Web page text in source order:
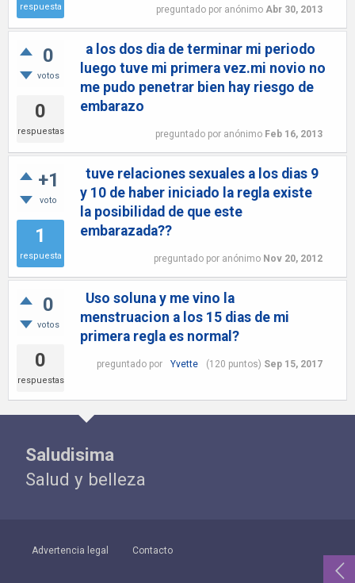
respuesta preguntado por anónimo Abr 30, 2013
0
votos
0
respuestas
a los dos dia de terminar mi periodo
luego tuve mi primera vez.mi novio no
me pudo penetrar bien hay riesgo de
embarazo
preguntado por anónimo Feb 16, 2013
+1
voto
1
respuesta
tuve relaciones sexuales a los dias 9
y 10 de haber iniciado la regla existe
la posibilidad de que este
embarazada??
preguntado por anónimo Nov 20, 2012
0
votos
0
respuestas
Uso soluna y me vino la
menstruacion a los 15 dias de mi
primera regla es normal?
preguntado por Yvette (120 puntos) Sep 15, 2017
Saludisima
Salud y belleza
Advertencia legal Contacto